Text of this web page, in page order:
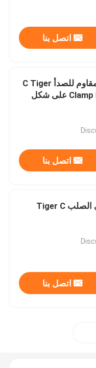
اتصل بنا
304 الفولاذ المقاوم للصدأ C Tiger
Clamp Heavy Duty C على شكل
اتصل بنا
المعيار الوطني الصلب Tiger C
اتصل بنا